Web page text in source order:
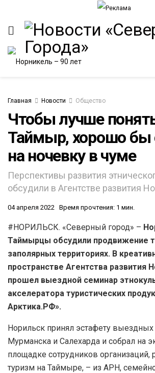
Главная Новости Общество
Чтобы лучше
Таймыр, хорошо бы
на ночевку в чуме
Перспективы развития
обсудили в Агентстве развития
04 апреля 2022 Время прочтения: 1 мин.
#НОРИЛЬСК. «Северный город» –
Таймырцы обсудили продвижение
заполярных территориях. В
пространстве Агентства развития
прошел выездной семинар
акселератора туристических
Арктика.РФ».
Норильск принял эстафету
Мурманска и Салехарда и собрал на
площадке сотрудников
туризм на Таймыре, – из АРН,